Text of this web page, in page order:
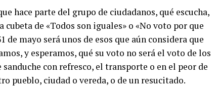
hace parte del grupo de ciudadanos, qué escucha,
cubeta de «Todos son iguales» o «No voto por que
de mayo será unos de esos que aún considera que
y esperamos, qué su voto no será el voto de los
con refresco, el transporte o en el peor de
pueblo, ciudad o vereda, o de un resucitado.